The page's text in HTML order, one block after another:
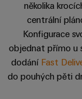
ochranu
vody
průmysl
odpadních
vod
Datové
-
Single
a
pro
vstupy
pro
Orange
Mag
|
Časopis
katalog
Služby
Kontakt
několika
centrální
Konfigurace
objednat přímo u
dodání Fast
do pouhých pěti